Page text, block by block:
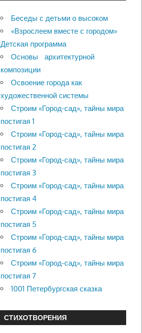
Беседы с детьми о высоком
«Взрослеем вместе с городом»
Детская программа
Основы архитектурной
композиции
Освоение города как
художественной системы
Строим «Город-сад», тайны мира
постигая 1
Строим «Город-сад», тайны мира
постигая 2
Строим «Город-сад», тайны мира
постигая 3
Строим «Город-сад», тайны мира
постигая 4
Строим «Город-сад», тайны мира
постигая 5
Строим «Город-сад», тайны мира
постигая 6
Строим «Город-сад», тайны мира
постигая 7
1001 Петербургская сказка
СТИХОТВОРЕНИЯ